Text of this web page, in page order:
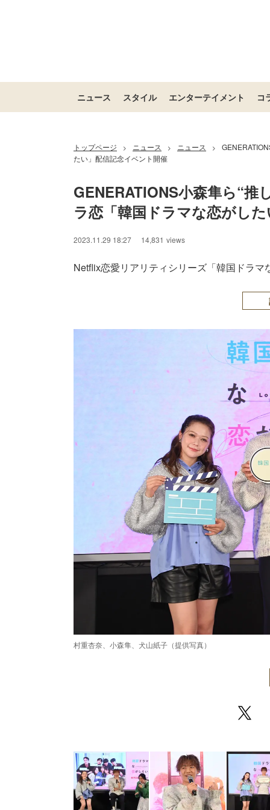
ニュース スタイル エンターテイメント コ
トップページ > ニュース > ニュース >
たい」配信記念イベント開催
GENERATIONS小森隼ら“
ラ恋「韓国ドラマな恋がし
2023.11.29 18:27 14,831 views
Netflix恋愛リアリティシリーズ「韓国ドラ
村重杏奈、小森隼、犬山紙子（提供写真）